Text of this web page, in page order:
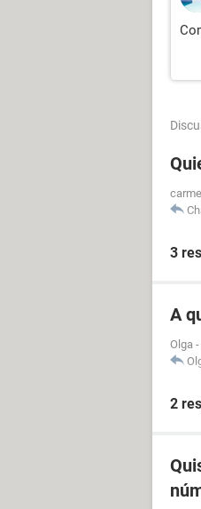
3
A
Olga -
2